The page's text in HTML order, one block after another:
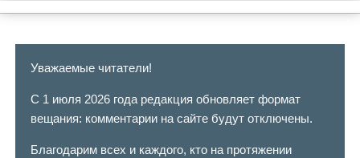
Уважаемые читатели!
С 1 июля 2026 года редакция обновляет формат
вещания: комментарии на сайте будут отключены.
Благодарим всех и каждого, кто на протяжении